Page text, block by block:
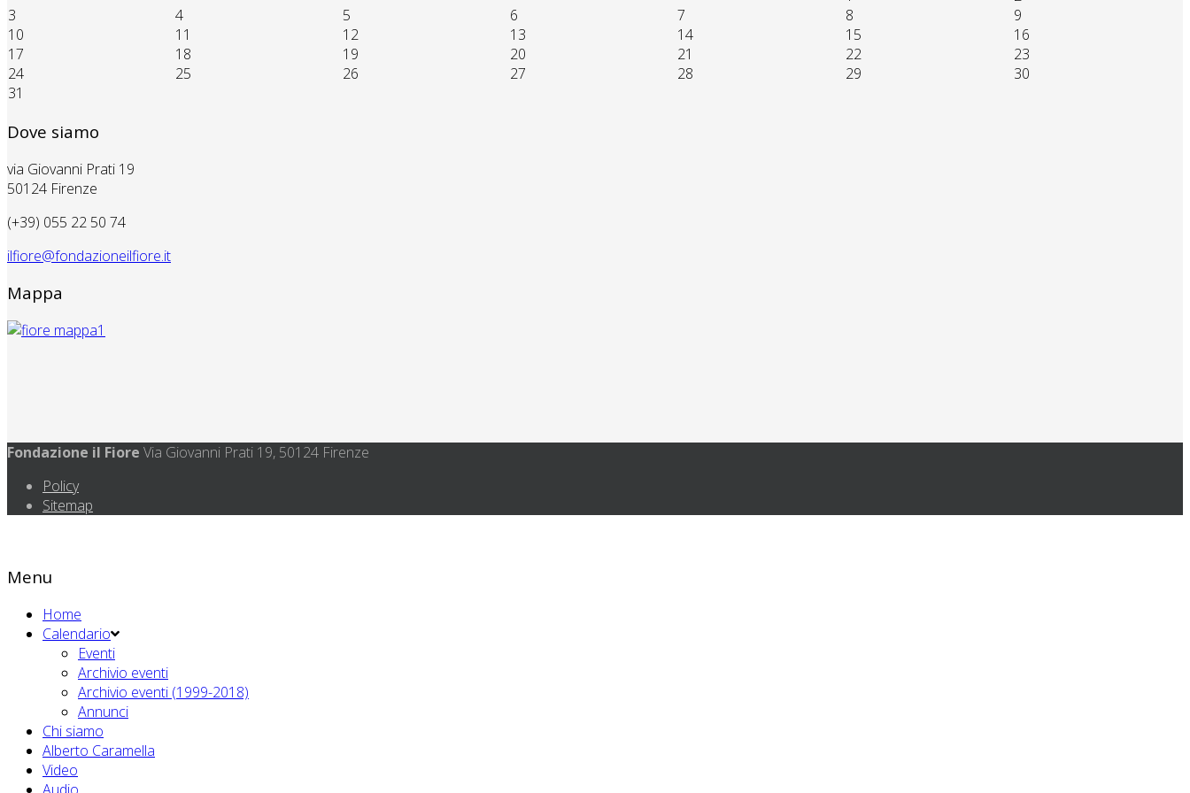
3
4 5 6 7 8
9
10
11 12 13 14 15
16
17
18 19 20 21 22
23
24
25 26 27 28 29
30
31
Dove siamo
via Giovanni Prati 19
50124 Firenze
(+39) 055 22 50 74
ilfiore@fondazioneilfiore.it
Mappa
Fondazione il Fiore Via Giovanni Prati 19, 50124 Firenze
Policy
Sitemap
Menu
Home
Calendario
Eventi
Archivio eventi
Archivio eventi (1999-2018)
Annunci
Chi siamo
Alberto Caramella
Video
Audio